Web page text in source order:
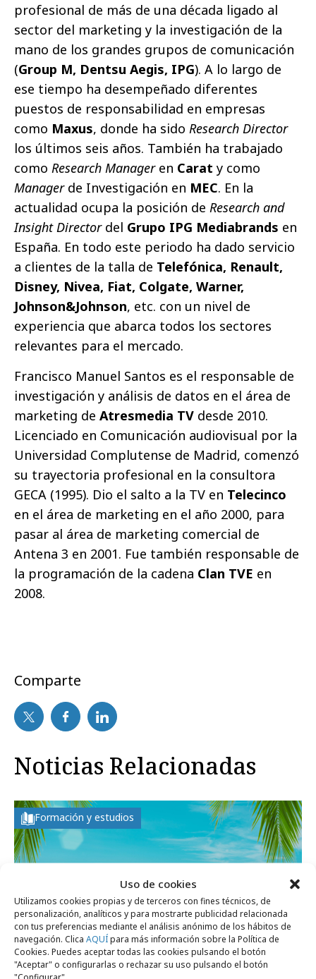
Uso de cookies
Utilizamos cookies propias y de terceros con fines técnicos, de
personalización, analíticos y para mostrarte publicidad relacionada
con tus preferencias mediante el análisis anónimo de los hábitos de
navegación. Clica AQUÍpara más información sobre la Política de
Cookies. Puedes aceptar todas las cookies pulsando el botón
"Aceptar" o configurarlas o rechazar su uso pulsando el botón
"Configurar".
profesional de más de una década ligado al
sector del marketing y la investigación de la
mano de los grandes grupos de comunicación
(Group M, Dentsu Aegis, IPG). A lo largo de
ese tiempo ha desempeñado diferentes
puestos de responsabilidad en empresas
como Maxus, donde ha sido Research Director
los últimos seis años. También ha trabajado
como Research Manager en Carat y como
Managerde Investigación en MEC. En la
actualidad ocupa la posición de Research and
Insight Directordel Grupo IPG Mediabrands en
España. En todo este periodo ha dado servicio
a clientes de la talla de Telefónica, Renault,
Disney, Nivea, Fiat, Colgate, Warner,
Johnson&Johnson, etc. con un nivel de
experiencia que abarca todos los sectores
relevantes para el mercado.
Francisco Manuel Santos es el responsable de
investigación y análisis de datos en el área de
marketing de Atresmedia TV desde 2010.
Licenciado en Comunicación audiovisual por la
Universidad Complutense de Madrid, comenzó
su trayectoria profesional en la consultora
GECA (1995). Dio el salto a la TV en Telecinco
en el área de marketing en el año 2000, para
pasar al área de marketing comercial de
Antena 3 en 2001. Fue también responsable de
la programación de la cadena Clan TVE en
2008.
Comparte
Noticias Relacionadas
Formación y estudios